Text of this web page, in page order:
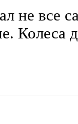
не все
Колеса